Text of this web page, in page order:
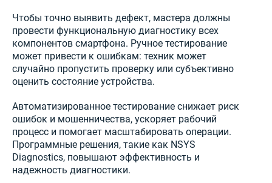
Чтобы точно выявить дефект, мастера должны
провести функциональную диагностику всех
компонентов смартфона. Ручное тестирование
может привести к ошибкам: техник может
случайно пропустить проверку или субъективно
оценить состояние устройства.
Автоматизированное тестирование снижает риск
ошибок и мошенничества, ускоряет рабочий
процесс и помогает масштабировать операции.
Программные решения, такие как NSYS
Diagnostics, повышают эффективность и
надежность диагностики.